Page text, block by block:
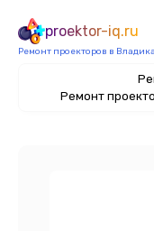
proektor-iq.ru
Ремонт проекторов в
Ремонт